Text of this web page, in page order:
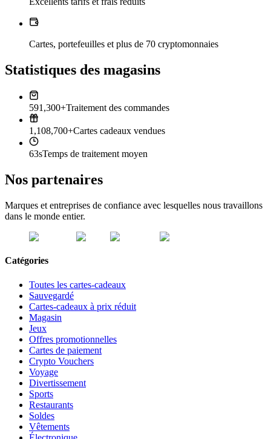
Cartes, portefeuilles et plus de 70 cryptomonnaies
Statistiques des magasins
591,300+Traitement des commandes
1,108,700+Cartes cadeaux vendues
63sTemps de traitement moyen
Nos partenaires
Marques et entreprises de confiance avec lesquelles nous travaillons
dans le monde entier.
Catégories
Toutes les cartes-cadeaux
Sauvegardé
Cartes-cadeaux à prix réduit
Magasin
Jeux
Offres promotionnelles
Cartes de paiement
Crypto Vouchers
Voyage
Divertissement
Sports
Restaurants
Soldes
Vêtements